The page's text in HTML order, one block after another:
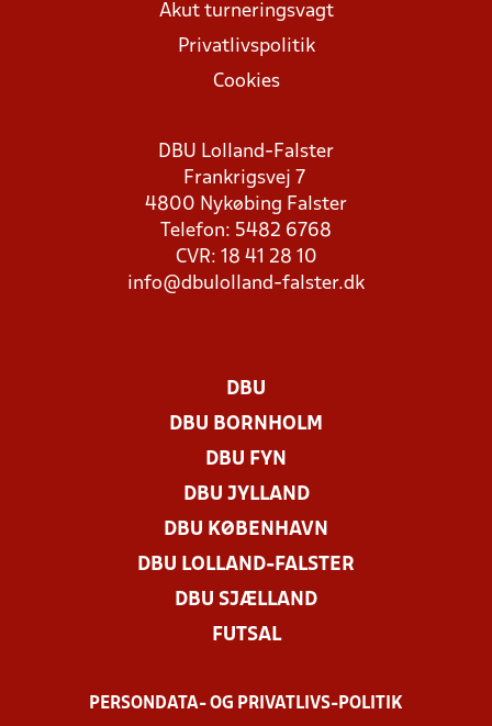
Akut turneringsvagt
Privatlivspolitik
Cookies
DBU Lolland-Falster
Frankrigsvej 7
4800 Nykøbing Falster
Telefon: 5482 6768
CVR: 18 41 28 10
info@dbulolland-falster.dk
DBU
DBU BORNHOLM
DBU FYN
DBU JYLLAND
DBU KØBENHAVN
DBU LOLLAND-FALSTER
DBU SJÆLLAND
FUTSAL
PERSONDATA- OG PRIVATLIVS-POLITIK